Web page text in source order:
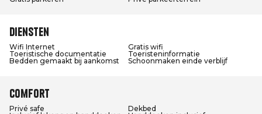
Diensten
Wifi Internet
Gratis wifi
Toeristische documentatie
Toeristeninformatie
Bedden gemaakt bij aankomst
Schoonmaken einde verblijf
Comfort
Privé safe
Dekbed